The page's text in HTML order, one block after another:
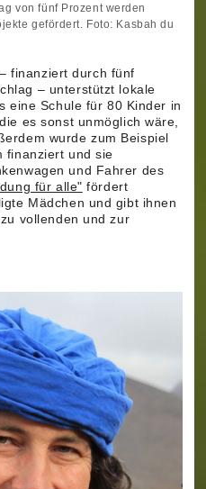
von fünf Prozent werden
gefördert. Foto: Kasbah du
finanziert durch fünf
– unterstützt lokale
eine Schule für 80 Kinder in
es sonst unmöglich wäre,
wurde zum Beispiel
finanziert und sie
und Fahrer des
für alle" fördert
Mädchen und gibt ihnen
vollenden und zur